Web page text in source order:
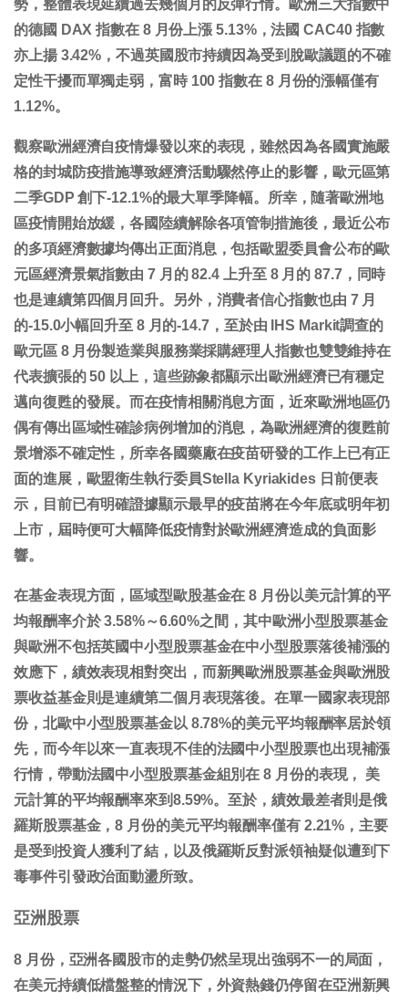
勢，整體表現延續過去幾個月的反彈行情。歐洲三大指數中
的德國 DAX 指數在 8 月份上漲 5.13%，法國 CAC40 指數
亦上揚 3.42%，不過英國股市持續因為受到脫歐議題的不確
定性干擾而單獨走弱，富時 100 指數在 8 月份的漲幅僅有
1.12%。
觀察歐洲經濟自疫情爆發以來的表現，雖然因為各國實施嚴
格的封城防疫措施導致經濟活動驟然停止的影響，歐元區第
二季GDP 創下-12.1%的最大單季降幅。所幸，隨著歐洲地
區疫情開始放緩，各國陸續解除各項管制措施後，最近公布
的多項經濟數據均傳出正面消息，包括歐盟委員會公布的歐
元區經濟景氣指數由 7 月的 82.4 上升至 8 月的 87.7，同時
也是連續第四個月回升。另外，消費者信心指數也由 7 月
的-15.0小幅回升至 8 月的-14.7，至於由 IHS Markit調查的
歐元區 8 月份製造業與服務業採購經理人指數也雙雙維持在
代表擴張的 50 以上，這些跡象都顯示出歐洲經濟已有穩定
邁向復甦的發展。而在疫情相關消息方面，近來歐洲地區仍
偶有傳出區域性確診病例增加的消息，為歐洲經濟的復甦前
景增添不確定性，所幸各國藥廠在疫苗研發的工作上已有正
面的進展，歐盟衛生執行委員Stella Kyriakides 日前便表
示，目前已有明確證據顯示最早的疫苗將在今年底或明年初
上市，屆時便可大幅降低疫情對於歐洲經濟造成的負面影
響。
在基金表現方面，區域型歐股基金在 8 月份以美元計算的平
均報酬率介於 3.58%～6.60%之間，其中歐洲小型股票基金
與歐洲不包括英國中小型股票基金在中小型股票落後補漲的
效應下，績效表現相對突出，而新興歐洲股票基金與歐洲股
票收益基金則是連續第二個月表現落後。在單一國家表現部
份，北歐中小型股票基金以 8.78%的美元平均報酬率居於領
先，而今年以來一直表現不佳的法國中小型股票也出現補漲
行情，帶動法國中小型股票基金組別在 8 月份的表現， 美
元計算的平均報酬率來到8.59%。至於，績效最差者則是俄
羅斯股票基金，8 月份的美元平均報酬率僅有 2.21%，主要
是受到投資人獲利了結，以及俄羅斯反對派領袖疑似遭到下
毒事件引發政治面動盪所致。
亞洲股票
8 月份，亞洲各國股市的走勢仍然呈現出強弱不一的局面，
在美元持續低檔盤整的情況下，外資熱錢仍停留在亞洲新興